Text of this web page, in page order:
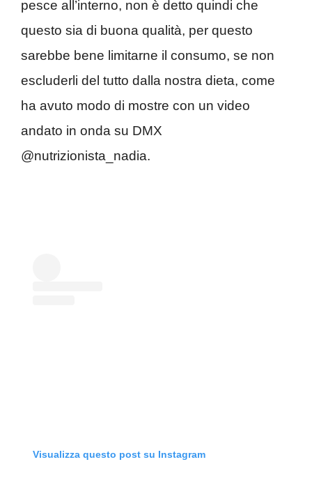
pesce all’interno, non è detto quindi che
questo sia di buona qualità, per questo
sarebbe bene limitarne il consumo, se non
escluderli del tutto dalla nostra dieta, come
ha avuto modo di mostre con un video
andato in onda su DMX
@nutrizionista_nadia.
Visualizza questo post su Instagram